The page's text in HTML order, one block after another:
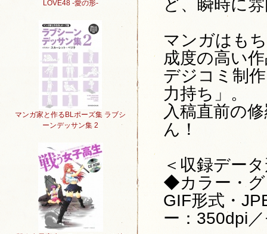
LOVE48 -愛の形-
マンガ家と作るBLポーズ集 ラブシ
ーンデッサン集 2
ど、瞬時に
マンガはも
成度の高い
デジコミ制
力持ち」。
入稿直前の
ん！
＜収録デー
◆カラー・グ
GIF形式・
ー：350dpi